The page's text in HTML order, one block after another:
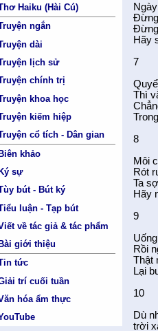
Haiku (Hài Cú)
ngắn
dài
lịch sử
chính trị
khoa học
kiếm hiệp
cổ tích - Dân gian
khảo
Ký sự
bút - Bút ký
luận - Tạp bút
về tác giả & tác phẩm
Bài giới thiệu
tức
trí cuối tuần
hóa ẩm thực
Hãy
7
Thì
8
Môi
Rót
Ta
Hãy
9
Rồi
Thật
Lại
10
Dù
trời